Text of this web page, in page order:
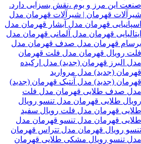
صنعت این مرز و بوم ،نقش بسزایی دارد.
شیرآلات قهرمان | شیرآلات قهرمان مدل
اسپانیایی قهرمان مدل آبشار قهرمان مدل
ایتالیایی قهرمان مدل آلمانی قهرمان مدل
برسام قهرمان مدل صدف قهرمان مدل
فلت رویال قهرمان مدل فلت قهرمان
مدل البرز قهرمان (جدید) مدل ارکیده
قهرمان (جدید) مدل مروارید
قهرمان (جدید) مدل آنتیک قهرمان (جدید)
مدل صدف طلایی قهرمان مدل فلت
رویال طلایی قهرمان مدل تنسو رویال
طلایی قهرمان مدل فلت رویال سفید
طلایی قهرمان مدل تنسو قهرمان مدل
تنسو رویال قهرمان مدل تتراس قهرمان
مدل تنسو رویال مشکی طلایی قهرمان